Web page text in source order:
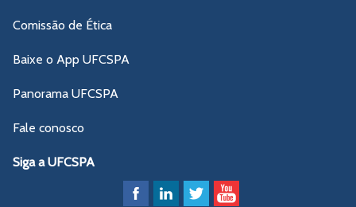
Comissão de Ética
Baixe o App UFCSPA
Panorama UFCSPA
Fale conosco
Siga a UFCSPA